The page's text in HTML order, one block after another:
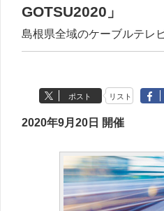
GOTSU2020」
島根県全域のケーブルテレ
ポスト リスト
2020年9月20日 開催